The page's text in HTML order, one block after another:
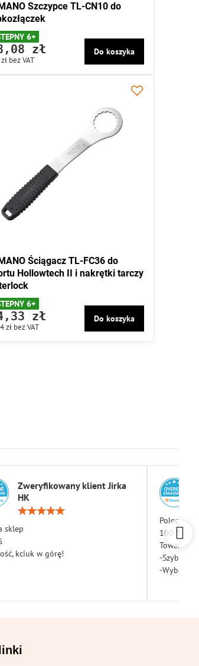
Szczypce TL-CN10 do
6+
zł
bez VAT
Do koszyka
Ściągacz TL-FC36 do
Hollowtech II i nakrętki tarczy
6+
zł
zł bez VAT
Do koszyka
Zweryfikowany klient Jirka
HK
sklep
kciuk w górę!
Poleca
100 %
Towar
-Szybkość
-Wybór